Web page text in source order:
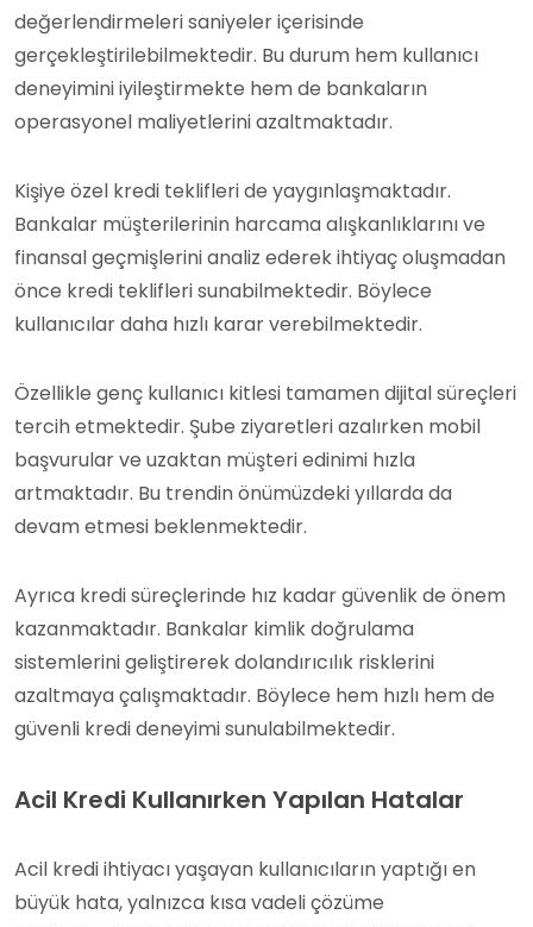
değerlendirmeleri saniyeler içerisinde
gerçekleştirilebilmektedir. Bu durum hem kullanıcı
deneyimini iyileştirmekte hem de bankaların
operasyonel maliyetlerini azaltmaktadır.
Kişiye özel kredi teklifleri de yaygınlaşmaktadır.
Bankalar müşterilerinin harcama alışkanlıklarını ve
finansal geçmişlerini analiz ederek ihtiyaç oluşmadan
önce kredi teklifleri sunabilmektedir. Böylece
kullanıcılar daha hızlı karar verebilmektedir.
Özellikle genç kullanıcı kitlesi tamamen dijital süreçleri
tercih etmektedir. Şube ziyaretleri azalırken mobil
başvurular ve uzaktan müşteri edinimi hızla
artmaktadır. Bu trendin önümüzdeki yıllarda da
devam etmesi beklenmektedir.
Ayrıca kredi süreçlerinde hız kadar güvenlik de önem
kazanmaktadır. Bankalar kimlik doğrulama
sistemlerini geliştirerek dolandırıcılık risklerini
azaltmaya çalışmaktadır. Böylece hem hızlı hem de
güvenli kredi deneyimi sunulabilmektedir.
Acil Kredi Kullanırken Yapılan Hatalar
Acil kredi ihtiyacı yaşayan kullanıcıların yaptığı en
büyük hata, yalnızca kısa vadeli çözüme